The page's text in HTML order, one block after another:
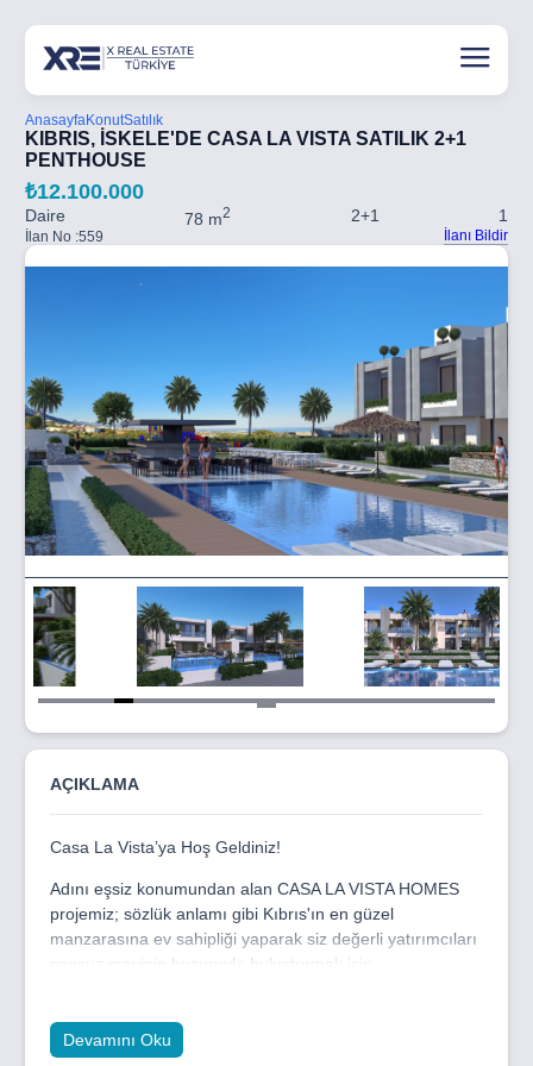
AnasayfaKonutSatılık
KIBRIS, İSKELE'DE CASA LA VISTA SATILIK 2+1
PENTHOUSE
₺12.100.000
Daire 78 m2 2+1 1
İlan No :559 İlanı Bildir
5
of
AÇIKLAMA
Casa La Vista’ya Hoş Geldiniz!
Adını eşsiz konumundan alan CASA LA VISTA HOMES
projemiz; sözlük anlamı gibi Kıbrıs'ın en güzel
manzarasına ev sahipliği yaparak siz değerli yatırımcıları
sonsuz mavinin huzuruyla buluşturmak için
Adanın en güzel sahilleriyle, yeşil bitki örtüsünün birleştiği
yerde konumlanan projemiz, masallara konu olacak tarihi
Devamını Oku